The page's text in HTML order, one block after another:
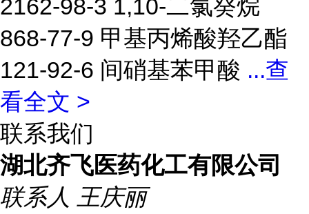
2162-98-3 1,10-二氯癸烷
868-77-9 甲基丙烯酸羟乙酯
121-92-6 间硝基苯甲酸 ...查
看全文 >
联系我们
湖北齐飞医药化工有限公司
联系人 王庆丽